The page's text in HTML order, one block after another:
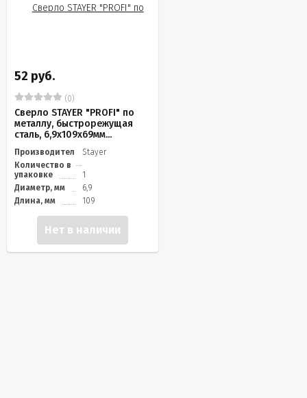
52 руб.
(0)
Сверло STAYER "PROFI" по
металлу, быстрорежущая
сталь, 6,9х109х69мм...
Производитель
Stayer
Количество в
упаковке
1
Диаметр, мм
6,9
Длина, мм
109
Нет в наличии